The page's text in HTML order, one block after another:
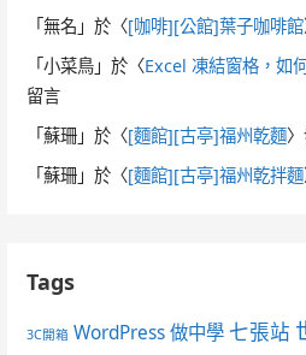
「無名 」於〈[咖啡][公館]葉子咖啡館
「小菜鳥 」於〈Excel 凍結窗格，如
留言
「蘇珊 」於〈[麵館][古亭]福州乾麵
「蘇珊 」於〈[麵館][古亭]福州乾拌麵
Tags
3C開箱 WordPress 做中學 七張站